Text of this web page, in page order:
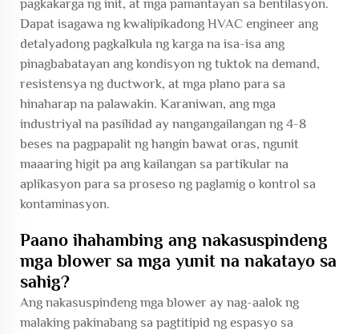
pagkakarga ng init, at mga pamantayan sa bentilasyon.
Dapat isagawa ng kwalipikadong HVAC engineer ang
detalyadong pagkalkula ng karga na isa-isa ang
pinagbabatayan ang kondisyon ng tuktok na demand,
resistensya ng ductwork, at mga plano para sa
hinaharap na palawakin. Karaniwan, ang mga
industriyal na pasilidad ay nangangailangan ng 4-8
beses na pagpapalit ng hangin bawat oras, ngunit
maaaring higit pa ang kailangan sa partikular na
aplikasyon para sa proseso ng paglamig o kontrol sa
kontaminasyon.
Paano ihahambing ang nakasuspindeng
mga blower sa mga yunit na nakatayo sa
sahig?
Ang nakasuspindeng mga blower ay nag-aalok ng
malaking pakinabang sa pagtitipid ng espasyo sa